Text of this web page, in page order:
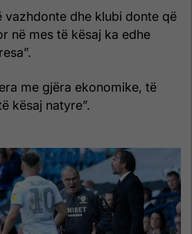
vazhdonte dhe klubi donte që
në mes të kësaj ka edhe
me gjëra ekonomike, të
kësaj natyre”.